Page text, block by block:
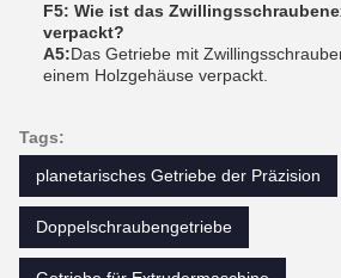
F5: Wie ist das
verpackt?
A5:Das Getriebe mit
einem Holzgehäuse verpackt.
Tags:
planetarisches Getriebe der Präzision
Doppelschraubengetriebe